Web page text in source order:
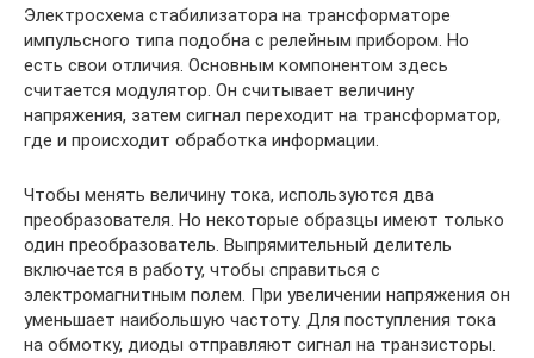
Электросхема стабилизатора на трансформаторе
импульсного типа подобна с релейным прибором. Но
есть свои отличия. Основным компонентом здесь
считается модулятор. Он считывает величину
напряжения, затем сигнал переходит на трансформатор,
где и происходит обработка информации.
Чтобы менять величину тока, используются два
преобразователя. Но некоторые образцы имеют только
один преобразователь. Выпрямительный делитель
включается в работу, чтобы справиться с
электромагнитным полем. При увеличении напряжения он
уменьшает наибольшую частоту. Для поступления тока
на обмотку, диоды отправляют сигнал на транзисторы.